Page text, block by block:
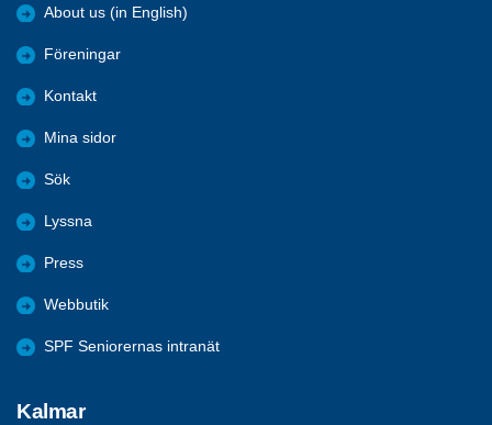
About us (in English)
Föreningar
Kontakt
Mina sidor
Sök
Lyssna
Press
Webbutik
SPF Seniorernas intranät
Kalmar